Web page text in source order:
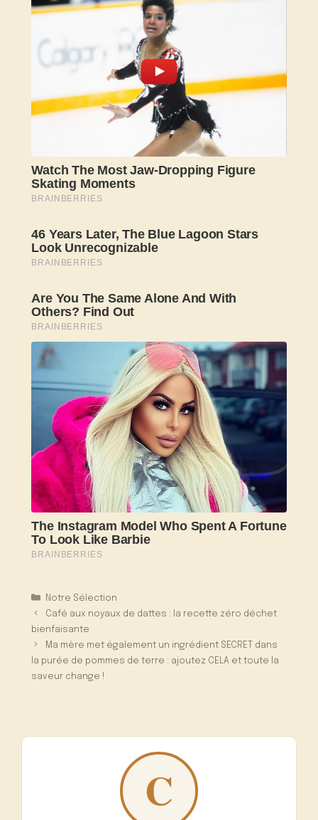
Catégories
Notre Sélection
Café aux noyaux de dattes : la recette zéro déchet
bienfaisante
Ma mère met également un ingrédient SECRET dans
la purée de pommes de terre : ajoutez CELA et toute la
saveur change !